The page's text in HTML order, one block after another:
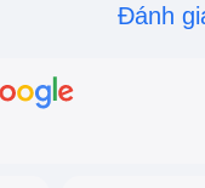
Đánh